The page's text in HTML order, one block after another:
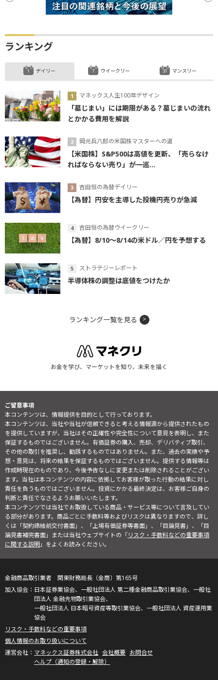
ランキング
デイリー
マネックス人生100年デザイン
「墓じまい」には期限がある？墓じまいの流れ
とかかる費用を解説
岡元兵八郎の米国株マスターへの道
【米国株】S&P500は高値を更新、「売らなけ
ればならない売り」が一巡...
吉田恒の為替デイリー
【為替】円安を主導した投機円売りが急減
吉田恒の為替ウイークリー
【為替】8/10～8/14の米ドル／円を予想する
ストラテジーレポート
半導体株の調整は底値をつけたか
ウイークリー マンスリー
ランキング一覧を見る
お金を学び、マーケットを知り、未来を描く
ご留意事項
本コンテンツは、情報提供を目的として行っております。
本コンテンツは、当社や当社が信頼できると考える情報源から提供されたもの
を提供していますが、当社はその正確性や完全性について意見を表明し、また
保証するものではございません。有価証券の購入、売却、デリバティブ取引、
その他の取引を推奨し、勧誘するものではありません。また、過去の実績や予
想・意見は、将来の結果を保証するものではございません。提供する情報等は
作成時現在のものであり、今後予告なしに変更または削除されることがござい
ます。当社は本コンテンツの内容に依拠してお客様が取った行動の結果に対し
責任を負うものではございません。投資にかかる最終決定は、お客様ご自身の
判断と責任でなさるようお願いいたします。
本コンテンツでは当社でお取扱している商品・サービス等について言及してい
る部分があります。商品ごとに手数料等およびリスクは異なりますので、詳し
くは「契約締結前交付書面」、「上場有価証券等書面」、「目論見書」、「目
論見書補完書面」または当社ウェブサイトの「リスク・手数料などの重要事項
に関する説明」をよくお読みください。
金融商品取引業者 関東財務局長（金商）第165号
日本証券業協会、一般社団法人 第二種金融商品取引業協会、一般社
団法人 金融先物取引業協会、
一般社団法人 日本暗号資産等取引業協会、一般社団法人 資産運用業
協会
リスク・手数料などの重要事項
個人情報のお取り扱いについて
マネックス証券株式会社 会社概要 お問合せ
ヘルプ（通知の登録・解除）